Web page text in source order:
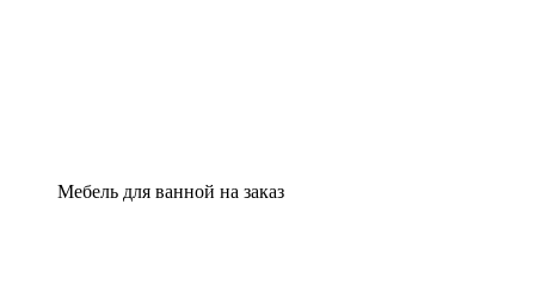
Мебель для ванной на заказ